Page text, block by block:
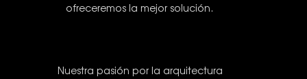
ofreceremos la mejor solución.
Nuestra pasión por la arquitectura